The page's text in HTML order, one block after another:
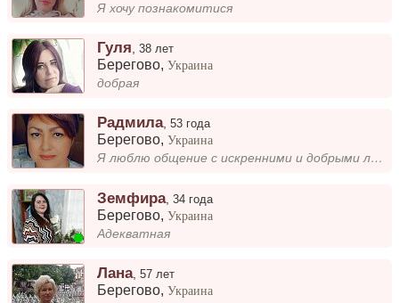
Я хочу познакомитися
Гуля ,38 лет
Берегово,Украина
добрая
Радмила,53 года
Берегово,Украина
Я люблю общение с искренними и добрыми людьми. Для меня важно находить общие темы, делиться впечатлениями и получать вза...
Земфира,34 года
Берегово,Украина
Адекватная
Лана,57 лет
Берегово,Украина